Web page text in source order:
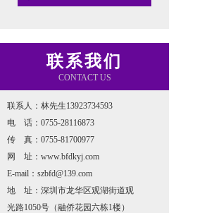
联系我们
CONTACT US
联系人：林先生13923734593
电 话：0755-28116873
传 真：0755-81700977
网 址：www.bfdkyj.com
E-mail：szbfd@139.com
地 址：深圳市龙华区观湖街道观
光路1050号（融侨花园六栋1楼）